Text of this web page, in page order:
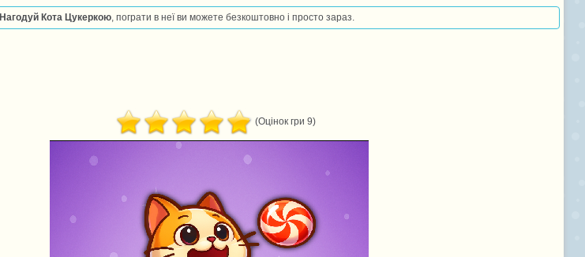
Нагодуй Кота Цукеркою, пограти в неї ви можете безкоштовно і просто зараз.
(Оцінок гри 9)